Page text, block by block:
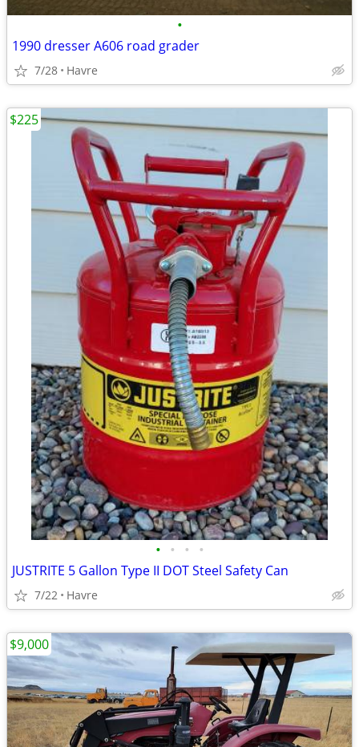
•
1990 dresser A606 road grader
7/28 Havre
• • • •
JUSTRITE 5 Gallon Type II DOT Steel Safety Can
7/22 Havre
$225
$9,000